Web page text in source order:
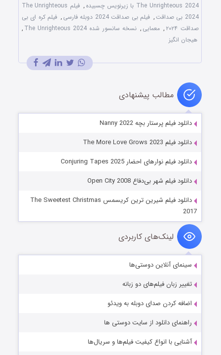
The Unrighteous 2024 با زیرنویس چسبیده
,
فیلم The Unrighteous
2024 بی‌ صداقت
, فیلم بی‌ صداقت 2024 دوبله فارسی , فیلم کره ای بی‌
صداقت ۲۰۲۴
, معمایی , نسخه سانسور شده The Unrighteous 2024
,
هیجان انگیز
مطالب پیشنهادی
دانلود فیلم پرستار بچه Nanny 2022
دانلود فیلم The More Love Grows 2023
دانلود فیلم نوارهای احضار Conjuring Tapes 2025
دانلود فیلم شهر بی‌دفاع Open City 2008
دانلود فیلم شیرین ترین کریسمس The Sweetest Christmas
2017
لینک‌های کاربردی
سینمای آنلاین دوستی‌ها
تغییر زبان فیلم‌های دو زبانه
اضافه کردن صدای دوبله به ویدئو
راهنمای دانلود از سایت دوستی ها
آشنایی با انواع کیفیت فیلم‌ها و سریال‌ها